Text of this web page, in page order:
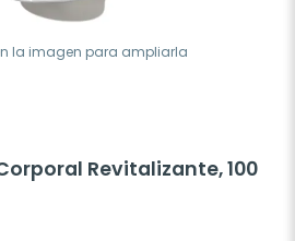
la imagen para ampliarla
Revitalizante, 100